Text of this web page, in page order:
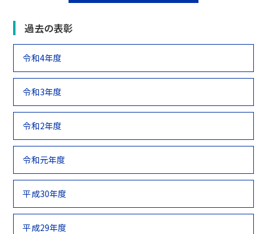
過去の表彰
令和4年度
令和3年度
令和2年度
令和元年度
平成30年度
平成29年度